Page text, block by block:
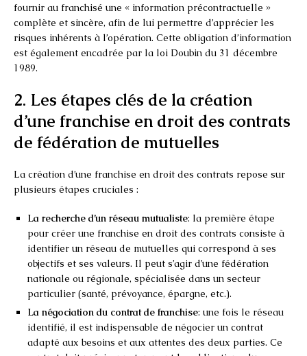
fournir au franchisé une « information précontractuelle »
complète et sincère, afin de lui permettre d’apprécier les
risques inhérents à l’opération. Cette obligation d’information
est également encadrée par la loi Doubin du 31 décembre
1989.
2. Les étapes clés de la création
d’une franchise en droit des contrats
de fédération de mutuelles
La création d’une franchise en droit des contrats repose sur
plusieurs étapes cruciales :
La recherche d’un réseau mutualiste: la première étape
pour créer une franchise en droit des contrats consiste à
identifier un réseau de mutuelles qui correspond à ses
objectifs et ses valeurs. Il peut s’agir d’une fédération
nationale ou régionale, spécialisée dans un secteur
particulier (santé, prévoyance, épargne, etc.).
La négociation du contrat de franchise: une fois le réseau
identifié, il est indispensable de négocier un contrat
adapté aux besoins et aux attentes des deux parties. Ce